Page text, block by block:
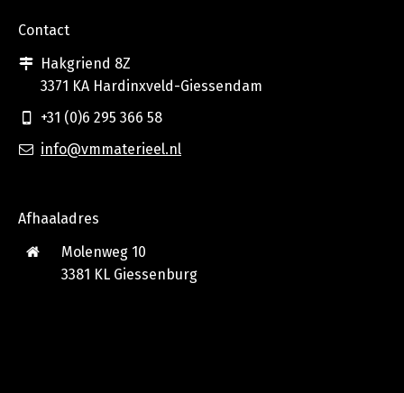
Contact
Hakgriend 8Z
3371 KA Hardinxveld-Giessendam
+31 (0)6 295 366 58
info@vmmaterieel.nl
Afhaaladres
Molenweg 10
3381 KL Giessenburg